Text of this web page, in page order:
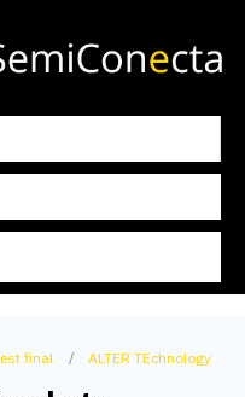
final ALTER TEchnology